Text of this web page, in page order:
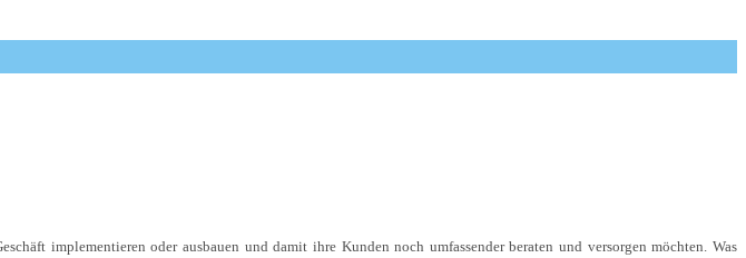
implementieren oder ausbauen und damit ihre Kunden noch umfassender beraten und versorgen möchten. Was